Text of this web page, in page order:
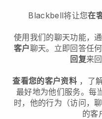
Blackbell将让您在
使用我们的聊天功能，
客户聊天。立即回答任
回复来
查看您的客户资料 ，了
最好地为他们服务。每
时，他的行为（访问，
的客